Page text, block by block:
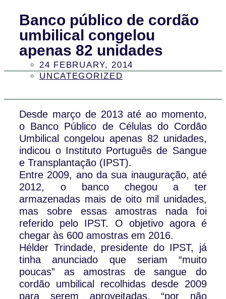
Banco público de cordão
umbilical congelou
apenas 82 unidades
24 FEBRUARY, 2014
UNCATEGORIZED
Desde março de 2013 até ao momento,
o Banco Público de Células do Cordão
Umbilical congelou apenas 82 unidades,
indicou o Instituto Português de Sangue
e Transplantação (IPST).
Entre 2009, ano da sua inauguração, até
2012, o banco chegou a ter
armazenadas mais de oito mil unidades,
mas sobre essas amostras nada foi
referido pelo IPST. O objetivo agora é
chegar às 600 amostras em 2016.
Hélder Trindade, presidente do IPST, já
tinha anunciado que seriam “muito
poucas” as amostras de sangue do
cordão umbilical recolhidas desde 2009
para serem aproveitadas, “por não